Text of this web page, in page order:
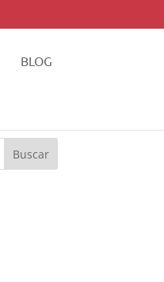
BLOG